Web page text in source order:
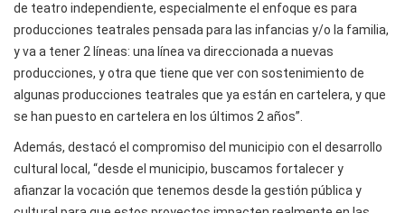
de teatro independiente, especialmente el enfoque es para
producciones teatrales pensada para las infancias y/o la familia,
y va a tener 2 líneas: una línea va direccionada a nuevas
producciones, y otra que tiene que ver con sostenimiento de
algunas producciones teatrales que ya están en cartelera, y que
se han puesto en cartelera en los últimos 2 años”.
Además, destacó el compromiso del municipio con el desarrollo
cultural local, “desde el municipio, buscamos fortalecer y
afianzar la vocación que tenemos desde la gestión pública y